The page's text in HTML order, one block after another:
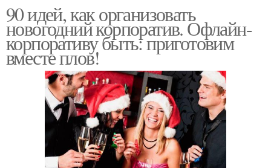
90 идей, как организовать
новогодний корпоратив. Офлайн-
корпоративу быть: приготовим
вместе плов!